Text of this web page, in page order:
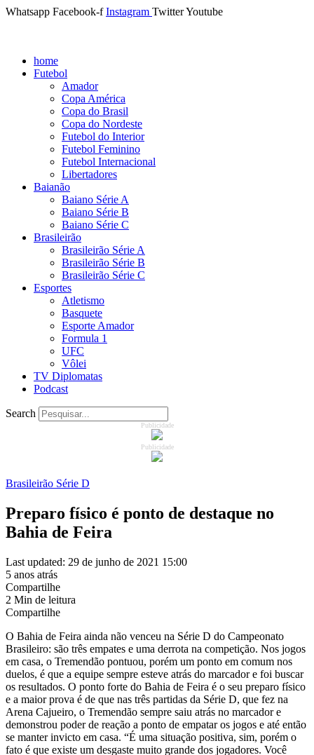
Whatsapp Facebook-f Instagram TwitterYoutube
home
Futebol
Amador
Copa América
Copa do Brasil
Copa do Nordeste
Futebol do Interior
Futebol Feminino
Futebol Internacional
Libertadores
Baianão
Baiano Série A
Baiano Série B
Baiano Série C
Brasileirão
Brasileirão Série A
Brasileirão Série B
Brasileirão Série C
Esportes
Atletismo
Basquete
Esporte Amador
Formula 1
UFC
Vôlei
TV Diplomatas
Podcast
Search
Publicidade
Publicidade
Brasileirão Série D
Preparo físico é ponto de destaque no
Bahia de Feira
Last updated: 29 de junho de 2021 15:00
5 anos atrás
Compartilhe
2 Min de leitura
Compartilhe
O Bahia de Feira ainda não venceu na Série D do Campeonato
Brasileiro: são três empates e uma derrota na competição. Nos jogos
em casa, o Tremendão pontuou, porém um ponto em comum nos
duelos, é que a equipe sempre esteve atrás do marcador e foi buscar
os resultados. O ponto forte do Bahia de Feira é o seu preparo físico
e a maior prova é de que nas três partidas da Série D, que fez na
Arena Cajueiro, o Tremendão sempre saiu atrás no marcador e
demonstrou poder de reação a ponto de empatar os jogos e até então
se manter invicto em casa. “É uma situação positiva, sim, porém o
fato é que existe um desgaste muito grande dos jogadores. Você